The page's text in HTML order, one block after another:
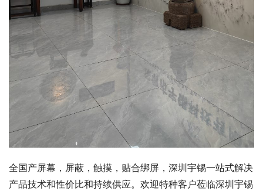
全国产屏幕，屏蔽，触摸，贴合绑屏，深圳宇锡一站式解决
产品技术和性价比和持续供应。欢迎特种客户莅临深圳宇锡